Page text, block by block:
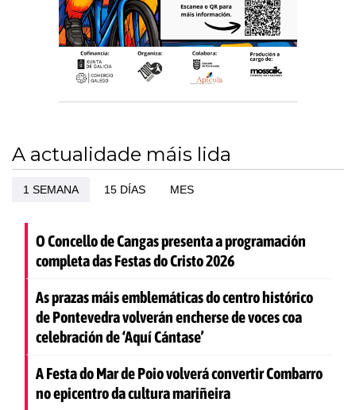
A actualidade máis lida
1 SEMANA 15 DÍAS MES
O Concello de Cangas presenta a programación
completa das Festas do Cristo 2026
As prazas máis emblemáticas do centro histórico
de Pontevedra volverán encherse de voces coa
celebración de ‘Aquí Cántase’
A Festa do Mar de Poio volverá convertir Combarro
no epicentro da cultura mariñeira